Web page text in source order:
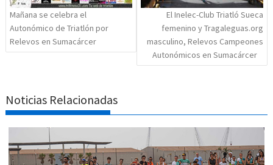
Mañana se celebra el
Autonómico de Triatlón por
Relevos en Sumacárcer
El Inelec-Club Triatló Sueca
femenino y Tragaleguas.org
masculino, Relevos Campeones
Autonómicos en Sumacárcer
Noticias Relacionadas